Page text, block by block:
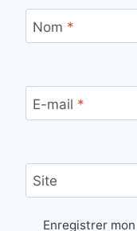
Nom *
E-mail *
Site
Enregistrer